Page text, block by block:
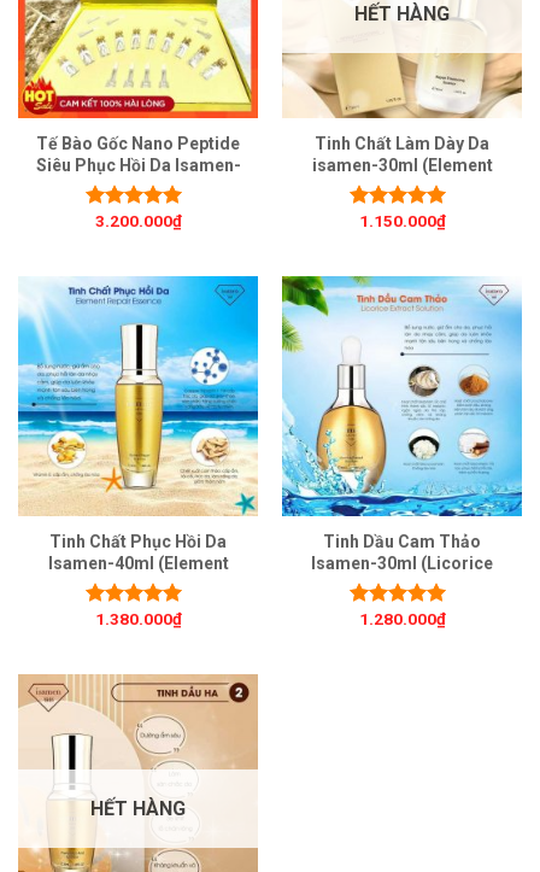
Tế Bào Gốc Nano Peptide
Siêu Phục Hồi Da Isamen-
5ml (Repair-Anti-Aging-
Solution)
Được xếp
3.200.000₫
HẾT HÀNG
Tinh Chất Làm Dày Da
isamen-30ml (Element
Repair Essence)
Được xếp
1.150.000₫
Tinh Chất Phục Hồi Da
Isamen-40ml (Element
Repair Essence)
Được xếp
1.380.000₫
Tinh Dầu Cam Thảo
Isamen-30ml (Licorice
Extract Solution)
Được xếp
1.280.000₫
HẾT HÀNG